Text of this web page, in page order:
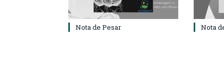
Nota de Pesar Nota